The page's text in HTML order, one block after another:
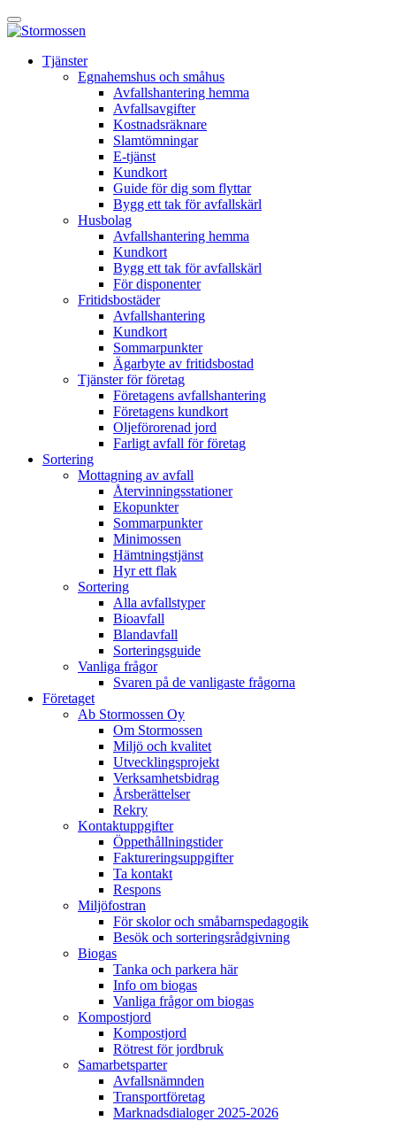
Skip
toÖppna
huvudmeny
tjänst
Tjänster
Egnahemshus och småhus
Avfallshantering hemma
Avfallsavgifter
Kostnadsräknare
Slamtömningar
E-tjänst
Kundkort
Guide för dig som flyttar
Bygg ett tak för avfallskärl
Husbolag
Avfallshantering hemma
Kundkort
Bygg ett tak för avfallskärl
För disponenter
Fritidsbostäder
Avfallshantering
Kundkort
Sommarpunkter
Ägarbyte av fritidsbostad
Tjänster för företag
Företagens avfallshantering
Företagens kundkort
Oljeförorenad jord
Farligt avfall för företag
Sortering
Mottagning av avfall
Återvinningsstationer
Ekopunkter
Sommarpunkter
Minimossen
Hämtningstjänst
Hyr ett flak
Sortering
Alla avfallstyper
Bioavfall
Blandavfall
Sorteringsguide
Vanliga frågor
Svaren på de vanligaste frågorna
Företaget
Ab Stormossen Oy
Om Stormossen
Miljö och kvalitet
Utvecklingsprojekt
Verksamhetsbidrag
Årsberättelser
Rekry
Kontaktuppgifter
Öppethållningstider
Faktureringsuppgifter
Ta kontakt
Respons
Miljöfostran
För skolor och småbarnspedagogik
Besök och sorteringsrådgivning
Biogas
Tanka och parkera här
Info om biogas
Vanliga frågor om biogas
Kompostjord
Kompostjord
Rötrest för jordbruk
Samarbetsparter
Avfallsnämnden
Transportföretag
Marknadsdialoger 2025-2026